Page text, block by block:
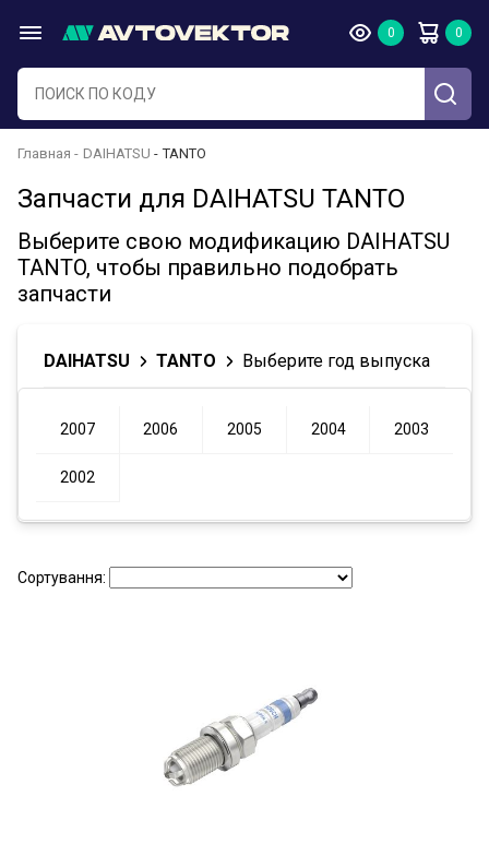
Главная DAIHATSU TANTO
Запчасти для DAIHATSU TANTO
Выберите свою модификацию DAIHATSU
TANTO, чтобы правильно подобрать
запчасти
DAIHATSU TANTO Выберите год выпуска
2007 2006 2005 2004 2003
2002
Сортування: